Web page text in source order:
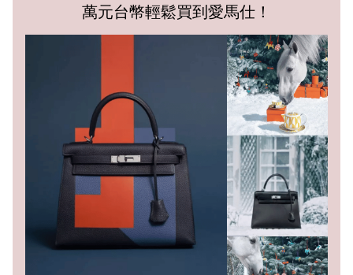
萬元台幣輕鬆買到愛馬仕！